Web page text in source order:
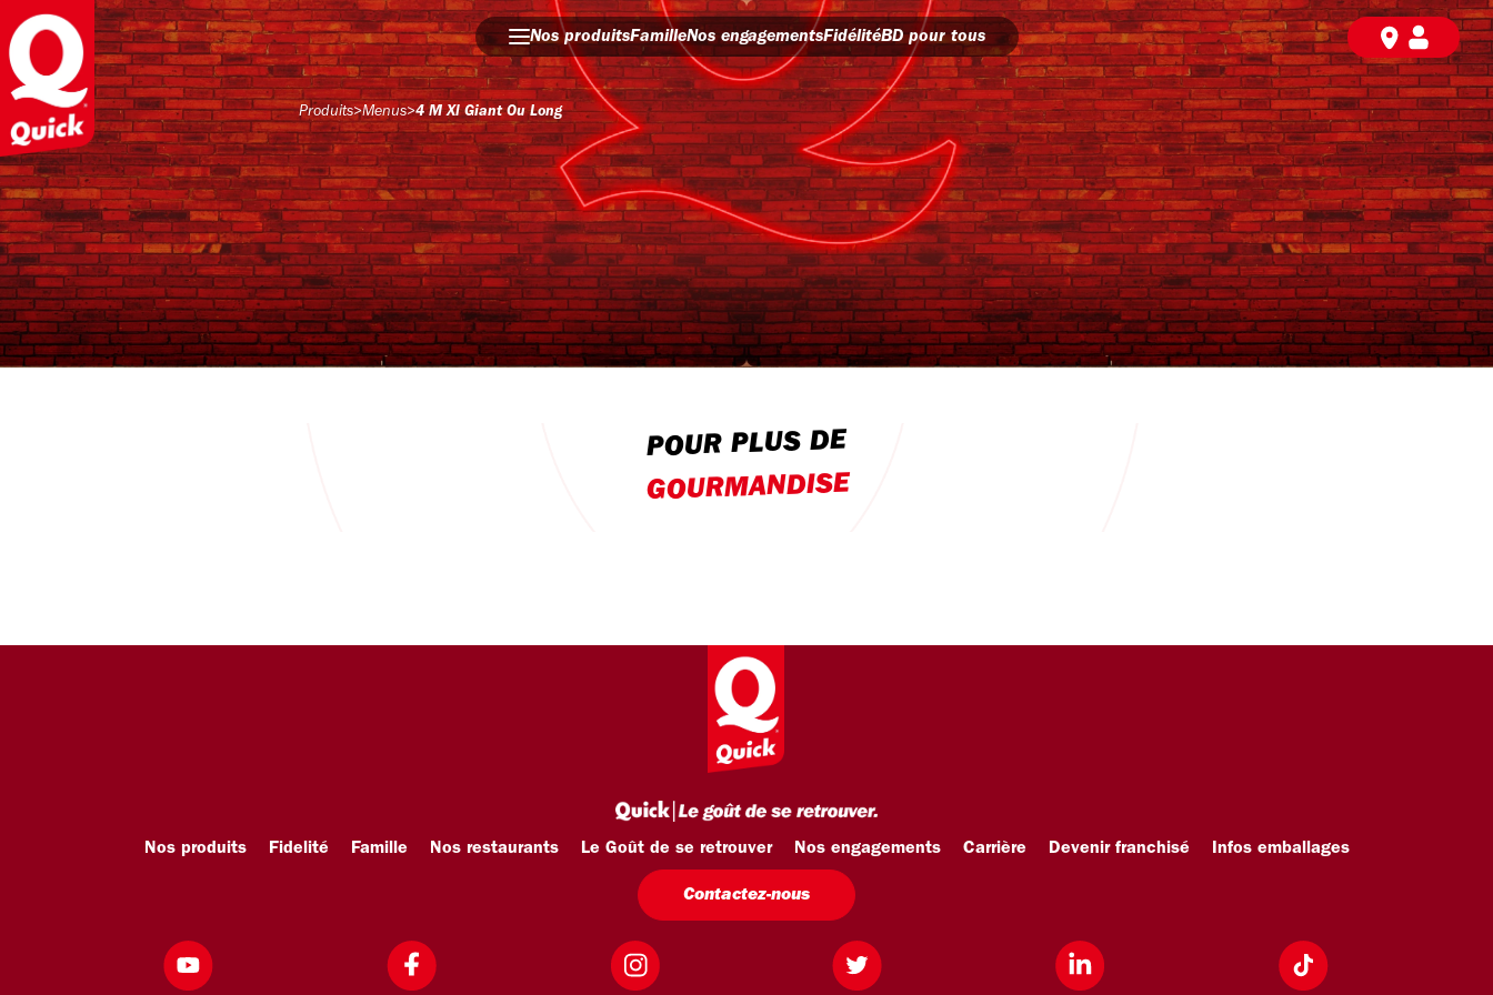
Nos produitsFamilleNos engagementsFidélitéBD pour tous
Produits>Menus>4 M Xl Giant Ou Long
POUR PLUS DE
GOURMANDISE
Nos produits Fidelité Famille Nos restaurants Le Goût de se retrouver Nos engagements Carrière Devenir franchisé Infos emballages
Contactez-nous